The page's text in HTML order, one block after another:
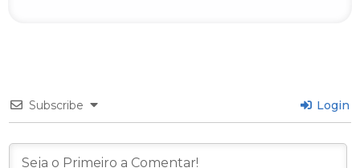
Subscribe Login